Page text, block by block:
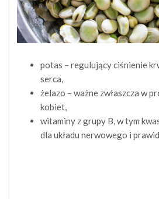
potas – regulujący ciśnienie
serca,
żelazo – ważne zwłaszcza w
kobiet,
witaminy z grupy B, w tym
dla układu nerwowego i